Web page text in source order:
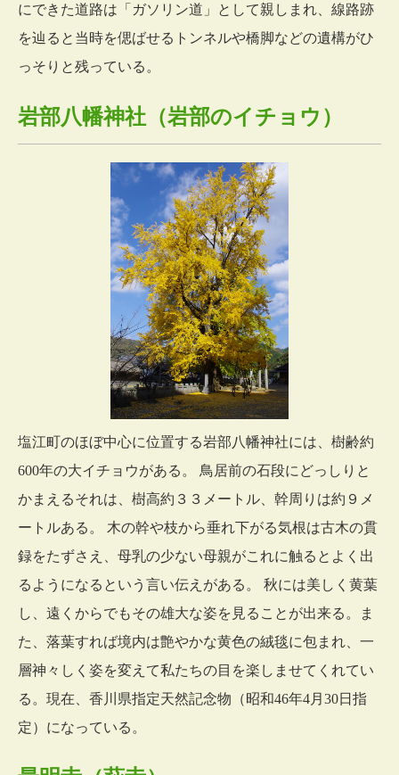
にできた道路は「ガソリン道」として親しまれ、線路跡
を辿ると当時を偲ばせるトンネルや橋脚などの遺構がひ
っそりと残っている。
岩部八幡神社（岩部のイチョウ）
塩江町のほぼ中心に位置する岩部八幡神社には、樹齢約
600年の大イチョウがある。 鳥居前の石段にどっしりと
かまえるそれは、樹高約３３メートル、幹周りは約９メ
ートルある。 木の幹や枝から垂れ下がる気根は古木の貫
録をたずさえ、母乳の少ない母親がこれに触るとよく出
るようになるという言い伝えがある。 秋には美しく黄葉
し、遠くからでもその雄大な姿を見ることが出来る。ま
た、落葉すれば境内は艶やかな黄色の絨毯に包まれ、一
層神々しく姿を変えて私たちの目を楽しませてくれてい
る。現在、香川県指定天然記念物（昭和46年4月30日指
定）になっている。